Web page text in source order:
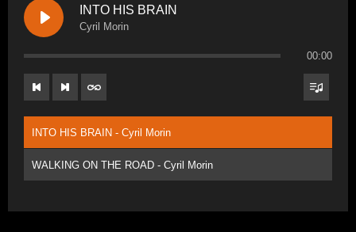
INTO HIS BRAIN
Cyril Morin
00:00
INTO HIS BRAIN - Cyril Morin
WALKING ON THE ROAD - Cyril Morin